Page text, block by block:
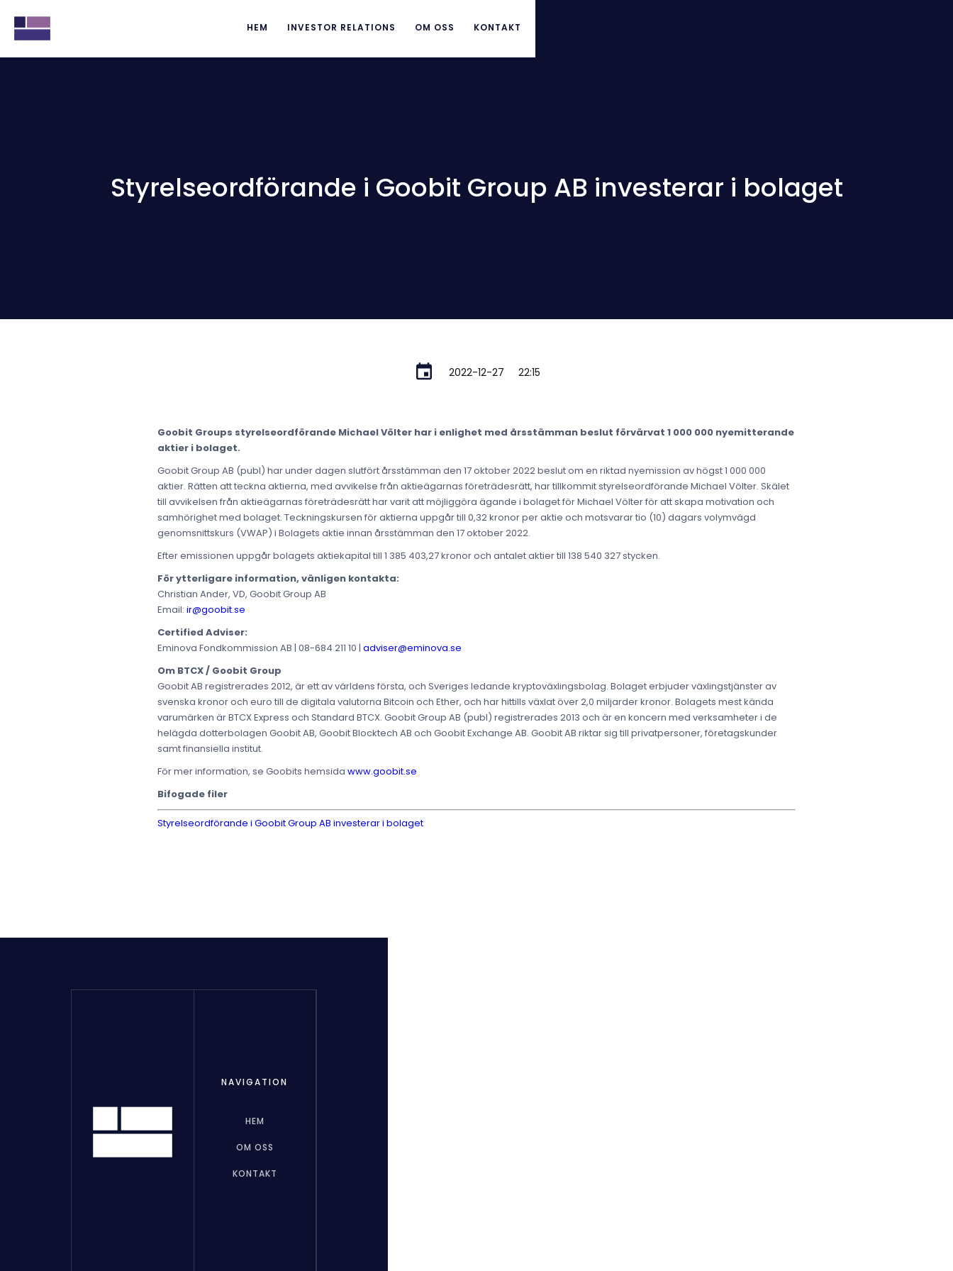
HEM INVESTOR RELATIONS OM OSS KONTAKT
Styrelseordförande i Goobit Group AB investerar i bolaget
2022-12-27 22:15
Goobit Groups styrelseordförande Michael Völter har i enlighet med årsstämman beslut förvärvat 1 000 000 nyemitterande
aktier i bolaget.
Goobit Group AB (publ) har under dagen slutfört årsstämman den 17 oktober 2022 beslut om en riktad nyemission av högst 1 000 000
aktier. Rätten att teckna aktierna, med avvikelse från aktieägarnas företrädesrätt, har tillkommit styrelseordförande Michael Völter. Skälet
till avvikelsen från aktieägarnas företrädesrätt har varit att möjliggöra ägande i bolaget för Michael Völter för att skapa motivation och
samhörighet med bolaget. Teckningskursen för aktierna uppgår till 0,32 kronor per aktie och motsvarar tio (10) dagars volymvägd
genomsnittskurs (VWAP) i Bolagets aktie innan årsstämman den 17 oktober 2022.
Efter emissionen uppgår bolagets aktiekapital till 1 385 403,27 kronor och antalet aktier till 138 540 327 stycken.
För ytterligare information, vänligen kontakta:
Christian Ander, VD, Goobit Group AB
Email: ir@goobit.se
Certified Adviser:
Eminova Fondkommission AB | 08-684 211 10 | adviser@eminova.se
Om BTCX / Goobit Group
Goobit AB registrerades 2012, är ett av världens första, och Sveriges ledande kryptoväxlingsbolag. Bolaget erbjuder växlingstjänster av
svenska kronor och euro till de digitala valutorna Bitcoin och Ether, och har hittills växlat över 2,0 miljarder kronor. Bolagets mest kända
varumärken är BTCX Express och Standard BTCX. Goobit Group AB (publ) registrerades 2013 och är en koncern med verksamheter i de
helägda dotterbolagen Goobit AB, Goobit Blocktech AB och Goobit Exchange AB. Goobit AB riktar sig till privatpersoner, företagskunder
samt finansiella institut.
För mer information, se Goobits hemsida www.goobit.se
Bifogade filer
Styrelseordförande i Goobit Group AB investerar i bolaget
NAVIGATION
HEM
OM OSS
KONTAKT